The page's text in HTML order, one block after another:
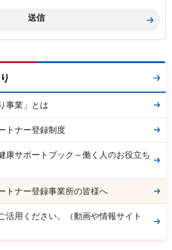
事業」とは
トナー登録制度
康サポートブック～働く人のお役立ち
トナー登録事業所の皆様へ
活用ください。（動画や情報サイト